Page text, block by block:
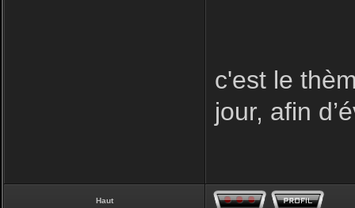
c'est le
jour, afin
Haut